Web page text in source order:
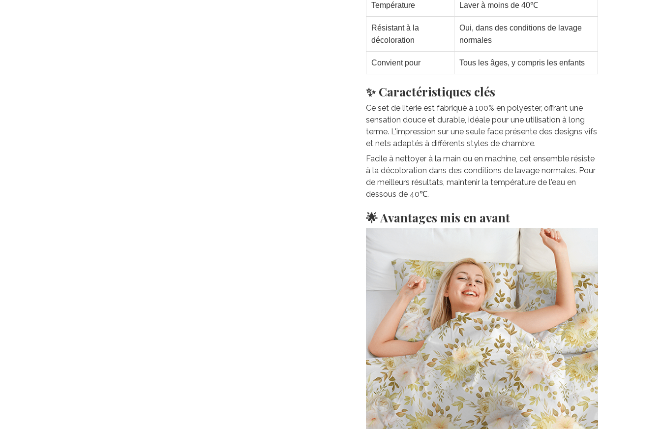
Température Laver à moins de 40℃
Résistant à la
décoloration
Oui, dans des conditions de lavage
normales
Convient pour Tous les âges, y compris les enfants
✨ Caractéristiques clés
Ce set de literie est fabriqué à 100% en polyester, offrant une
sensation douce et durable, idéale pour une utilisation à long
terme. L'impression sur une seule face présente des designs vifs
et nets adaptés à différents styles de chambre.
Facile à nettoyer à la main ou en machine, cet ensemble résiste
à la décoloration dans des conditions de lavage normales. Pour
de meilleurs résultats, maintenir la température de l'eau en
dessous de 40℃.
🌟 Avantages mis en avant